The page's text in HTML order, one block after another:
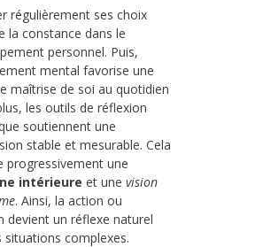
régulièrement ses choix
la constance dans le
personnel. Puis,
mental favorise une
maîtrise de soi au quotidien
les outils de réflexion
soutiennent une
stable et mesurable. Cela
progressivement une
intérieure et une vision
. Ainsi, la action ou
devient un réflexe naturel
situations complexes.